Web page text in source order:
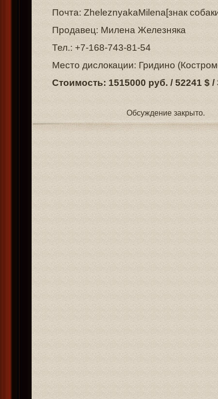
Почта: ZheleznyakaMilena[знак
Продавец: Милена Железняка
Тел.: +7-168-743-81-54
Место дислокации: Гридино
Стоимость: 1515000 руб. / 52241 $ /
Обсуждение закрыто.